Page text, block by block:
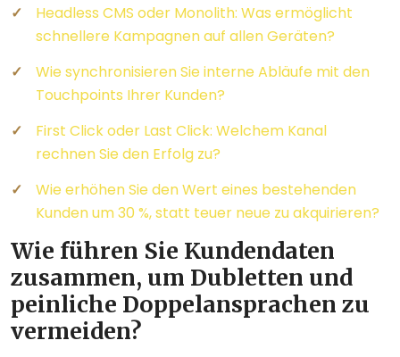
Headless CMS oder Monolith: Was ermöglicht
schnellere Kampagnen auf allen Geräten?
Wie synchronisieren Sie interne Abläufe mit den
Touchpoints Ihrer Kunden?
First Click oder Last Click: Welchem Kanal
rechnen Sie den Erfolg zu?
Wie erhöhen Sie den Wert eines bestehenden
Kunden um 30 %, statt teuer neue zu akquirieren?
Wie führen Sie Kundendaten
zusammen, um Dubletten und
peinliche Doppelansprachen zu
vermeiden?